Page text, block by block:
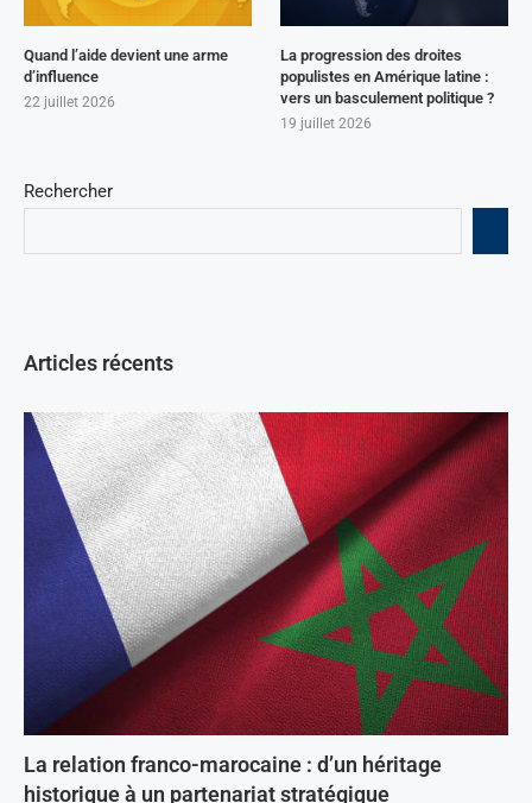
Rechercher
Articles récents
La relation franco-marocaine : d’un héritage
historique à un partenariat stratégique
Quand l’aide devient une arme
d’influence
22 juillet 2026
La progression des droites
populistes en Amérique latine :
vers un basculement politique ?
19 juillet 2026